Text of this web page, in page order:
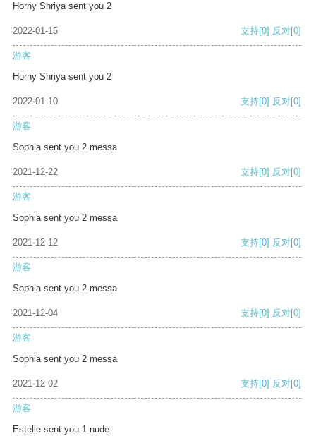
Horny Shriya sent you 2
2022-01-15 支持[0] 反对[0]
游客
Horny Shriya sent you 2
2022-01-10 支持[0] 反对[0]
游客
Sophia sent you 2 messa
2021-12-22 支持[0] 反对[0]
游客
Sophia sent you 2 messa
2021-12-12 支持[0] 反对[0]
游客
Sophia sent you 2 messa
2021-12-04 支持[0] 反对[0]
游客
Sophia sent you 2 messa
2021-12-02 支持[0] 反对[0]
游客
Estelle sent you 1 nude